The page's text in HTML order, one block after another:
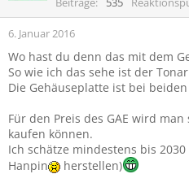
6. Januar 2016
Wo hast du denn das mit dem
So wie ich das sehe ist der
Die Gehäuseplatte ist bei
Für den Preis des GAE wird
kaufen können.
Ich schätze mindestens bis
Hanpin
herstellen)